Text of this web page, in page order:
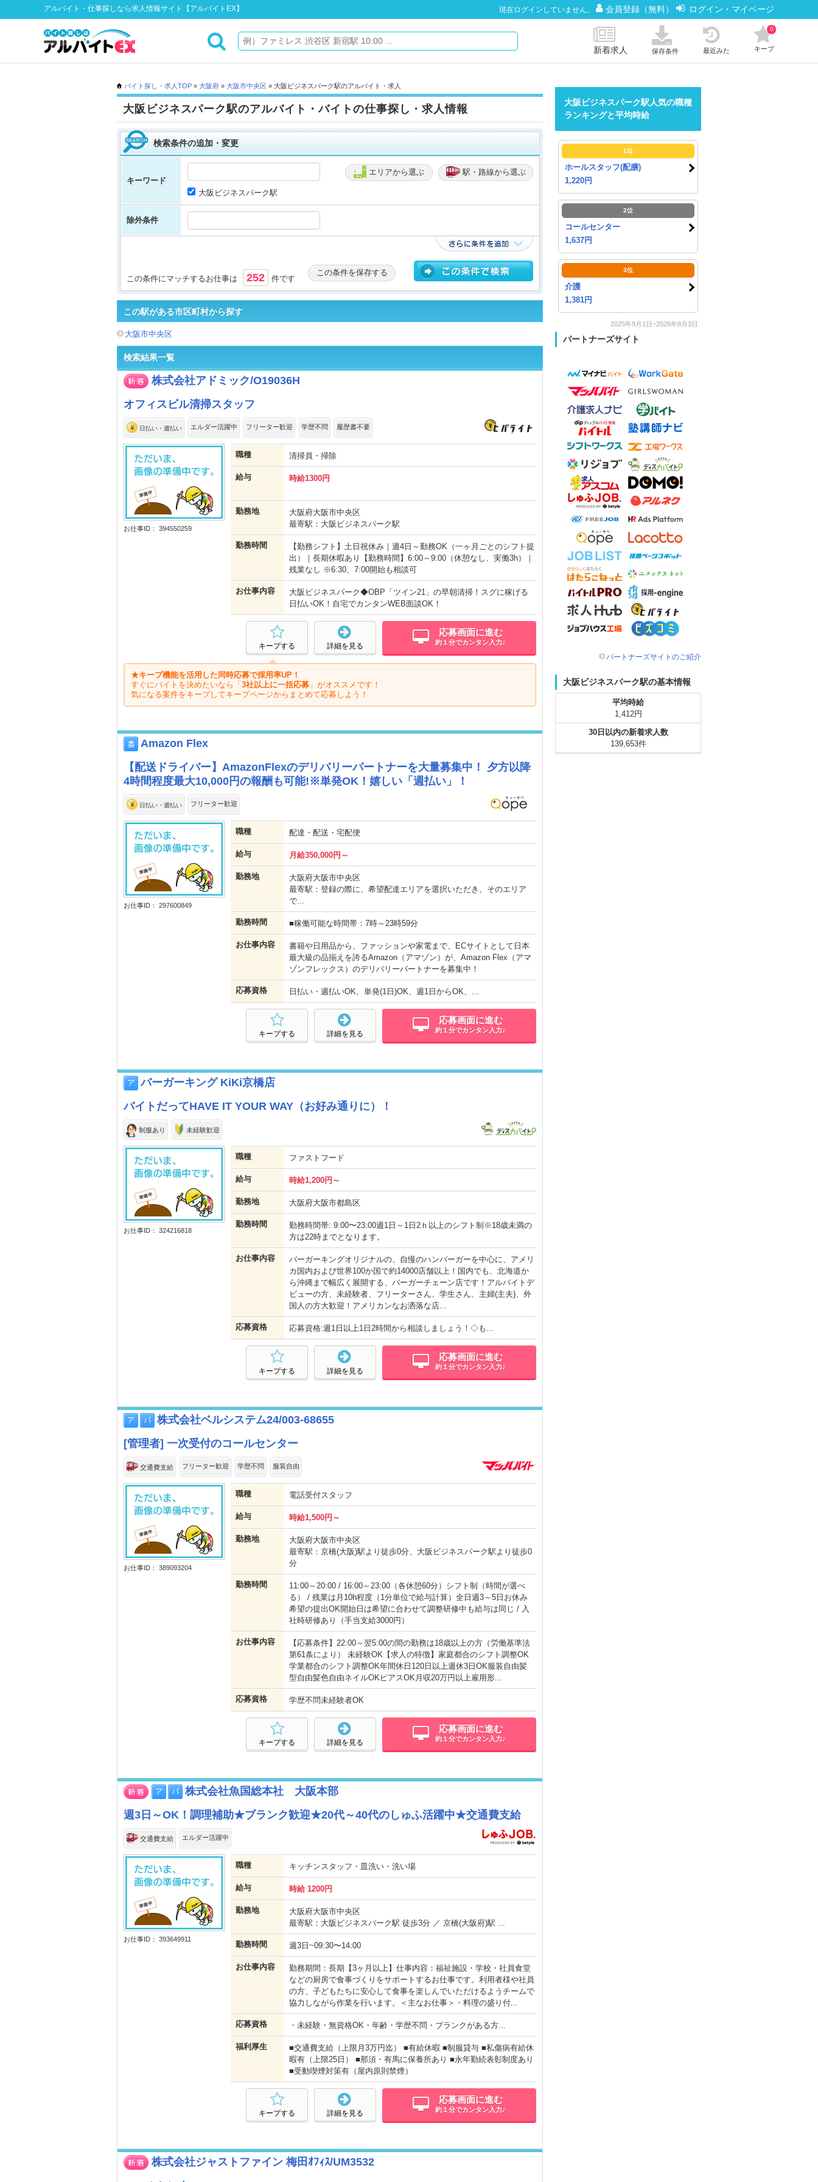
アルバイト・仕事探しなら求人情報サイト【アルバイトEX】 現在ログインしていません。 会員登録（無料） ログイン・マイページ
新着求人 保存条件 最近みた キープ
0
バイト探し・求人TOP » 大阪府 » 大阪市中央区 » 大阪ビジネスパーク駅のアルバイト・求人
大阪ビジネスパーク駅のアルバイト・バイトの仕事探し・求人情報
検索条件の追加・変更
キーワード
エリアから選ぶ 駅・路線から選ぶ
大阪ビジネスパーク駅
除外条件
この条件にマッチするお仕事は 252 件です
この条件を保存する
この駅がある市区町村から探す
大阪市中央区
検索結果一覧
株式会社アドミック/O19036H
オフィスビル清掃スタッフ
日払い・週払い エルダー活躍中 フリーター歓迎 学歴不問 履歴書不要
お仕事ID： 394550259
職種 清掃員・掃除
給与 時給1300円
勤務地
大阪府大阪市中央区
最寄駅：大阪ビジネスパーク駅
勤務時間
【勤務シフト】土日祝休み｜週4日～勤務OK（一ヶ月ごとのシフト提
出）｜長期休暇あり【勤務時間】6:00～9:00（休憩なし、実働3h）｜
残業なし ※6:30、7:00開始も相談可
お仕事内容
大阪ビジネスパーク◆OBP「ツイン21」の早朝清掃！スグに稼げる
日払いOK！自宅でカンタンWEB面談OK！
応募画面に進む
約１分でカンタン入力♪
詳細を見る
キープする
★キープ機能を活用した同時応募で採用率UP！
すぐにバイトを決めたいなら「 3社以上に一括応募 」がオススメです！
気になる案件をキープしてキープページからまとめて応募しよう！
Amazon Flex
【配送ドライバー】AmazonFlexのデリバリーパートナーを大量募集中！ 夕方以降
4時間程度最大10,000円の報酬も可能!※単発OK！嬉しい「週払い」！
日払い・週払い フリーター歓迎
お仕事ID： 297600849
職種 配達・配送・宅配便
給与 月給350,000円～
勤務地
大阪府大阪市中央区
最寄駅：登録の際に、希望配達エリアを選択いただき、そのエリア
で...
勤務時間 ■稼働可能な時間帯：7時～23時59分
お仕事内容
書籍や日用品から、ファッションや家電まで、ECサイトとして日本
最大級の品揃えを誇るAmazon（アマゾン）が、Amazon Flex（アマ
ゾンフレックス）のデリバリーパートナーを募集中！
応募資格 日払い・週払いOK、単発(1日)OK、週1日からOK、...
応募画面に進む
約１分でカンタン入力♪
詳細を見る
キープする
バーガーキング KiKi京橋店
バイトだってHAVE IT YOUR WAY（お好み通りに）！
制服あり 未経験歓迎
お仕事ID： 324216818
職種 ファストフード
給与 時給1,200円～
勤務地 大阪府大阪市都島区
勤務時間
勤務時間帯: 9:00〜23:00週1日～1日2ｈ以上のシフト制※18歳未満の
方は22時までとなります。
お仕事内容
バーガーキングオリジナルの、自慢のハンバーガーを中心に、アメリ
カ国内および世界100か国で約14000店舗以上！国内でも、北海道か
ら沖縄まで幅広く展開する、バーガーチェーン店です！アルバイトデ
ビューの方、未経験者、フリーターさん、学生さん、主婦(主夫)、外
国人の方大歓迎！アメリカンなお洒落な店...
応募資格 応募資格:週1日以上1日2時間から相談しましょう！◇も...
応募画面に進む
約１分でカンタン入力♪
詳細を見る
キープする
株式会社ベルシステム24/003-68655
[管理者] 一次受付のコールセンター
交通費支給 フリーター歓迎 学歴不問 服装自由
お仕事ID： 389093204
職種 電話受付スタッフ
給与 時給1,500円～
勤務地
大阪府大阪市中央区
最寄駅：京橋(大阪)駅より徒歩0分、大阪ビジネスパーク駅より徒歩0
分
勤務時間
11:00～20:00 / 16:00～23:00（各休憩60分）シフト制（時間が選べ
る） / 残業は月10h程度（1分単位で給与計算）全日週3～5日お休み
希望の提出OK開始日は希望に合わせて調整研修中も給与は同じ / 入
社時研修あり（手当支給3000円）
お仕事内容
【応募条件】22:00～翌5:00の間の勤務は18歳以上の方（労働基準法
第61条により） 未経験OK【求人の特徴】家庭都合のシフト調整OK
学業都合のシフト調整OK年間休日120日以上週休3日OK服装自由髪
型自由髪色自由ネイルOKピアスOK月収20万円以上雇用形...
応募資格 学歴不問未経験者OK
応募画面に進む
約１分でカンタン入力♪
詳細を見る
キープする
株式会社魚国総本社 大阪本部
週3日～OK！調理補助★ブランク歓迎★20代～40代のしゅふ活躍中★交通費支給
交通費支給 エルダー活躍中
お仕事ID： 393649911
職種 キッチンスタッフ・皿洗い・洗い場
給与 時給 1200円
勤務地
大阪府大阪市中央区
最寄駅：大阪ビジネスパーク駅 徒歩3分 ／ 京橋(大阪府)駅 ...
勤務時間 週3日~09:30〜14:00
お仕事内容
勤務期間：長期【3ヶ月以上】仕事内容：福祉施設・学校・社員食堂
などの厨房で食事づくりをサポートするお仕事です。利用者様や社員
の方、子どもたちに安心して食事を楽しんでいただけるようチームで
協力しながら作業を行います。＜主なお仕事＞・料理の盛り付...
応募資格 ・未経験・無資格OK・年齢・学歴不問・ブランクがある方...
福利厚生
■交通費支給（上限月3万円迄） ■有給休暇 ■制服貸与 ■私傷病有給休
暇有（上限25日） ■那須・有馬に保養所あり ■永年勤続表彰制度あり
■受動喫煙対策有（屋内原則禁煙）
応募画面に進む
約１分でカンタン入力♪
詳細を見る
キープする
株式会社ジャストファイン 梅田ｵﾌｨｽ/UM3532
大阪ビジネスパーク駅人気の職種
ランキングと平均時給
1位
ホールスタッフ(配膳)
1,220円
2位
コールセンター
1,637円
3位
介護
1,381円
2025年9月1日~2026年8月3日
パートナーズサイト
パートナーズサイトのご紹介
大阪ビジネスパーク駅の基本情報
平均時給
1,412円
30日以内の新着求人数
139,653件